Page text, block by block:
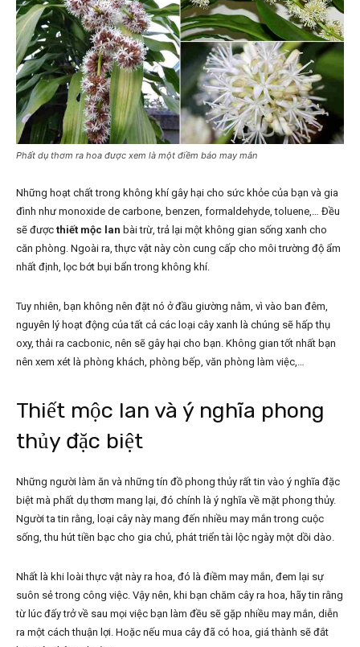
Phất dụ thơm ra hoa được xem là một điềm báo may mắn
Những hoạt chất trong không khí gây hại cho sức khỏe của bạn và gia
đình như monoxide de carbone, benzen, formaldehyde, toluene,… Đều
sẽ được thiết mộc lan bài trừ, trả lại một không gian sống xanh cho
căn phòng. Ngoài ra, thực vật này còn cung cấp cho môi trường độ ẩm
nhất định, lọc bớt bụi bẩn trong không khí.
Tuy nhiên, bạn không nên đặt nó ở đầu giường nằm, vì vào ban đêm,
nguyên lý hoạt động của tất cả các loại cây xanh là chúng sẽ hấp thụ
oxy, thải ra cacbonic, nên sẽ gây hại cho bạn. Không gian tốt nhất bạn
nên xem xét là phòng khách, phòng bếp, văn phòng làm việc,…
Thiết mộc lan và ý nghĩa phong
thủy đặc biệt
Những người làm ăn và những tín đồ phong thủy rất tin vào ý nghĩa đặc
biệt mà phất dụ thơm mang lại, đó chính là ý nghĩa về mặt phong thủy.
Người ta tin rằng, loại cây này mang đến nhiều may mắn trong cuộc
sống, thu hút tiền bạc cho gia chủ, phát triển tài lộc ngày một dồi dào.
Nhất là khi loài thực vật này ra hoa, đó là điềm may mắn, đem lại sự
suôn sẻ trong công việc. Vậy nên, khi bạn chăm cây ra hoa, hãy tin rằng
từ lúc đấy trở về sau mọi việc bạn làm đều sẽ gặp nhiều may mắn, diễn
ra một cách thuận lợi. Hoặc nếu mua cây đã có hoa, giá thành sẽ đắt